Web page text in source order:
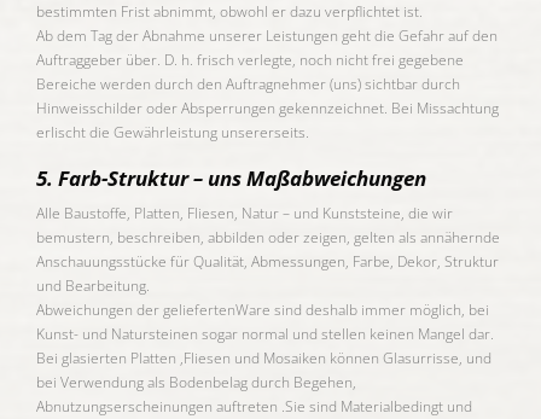
bestimmten Frist abnimmt, obwohl er dazu verpflichtet ist.
Ab dem Tag der Abnahme unserer Leistungen geht die Gefahr auf den
Auftraggeber über. D. h. frisch verlegte, noch nicht frei gegebene
Bereiche werden durch den Auftragnehmer (uns) sichtbar durch
Hinweisschilder oder Absperrungen gekennzeichnet. Bei Missachtung
erlischt die Gewährleistung unsererseits.
5. Farb-Struktur – uns Maßabweichungen
Alle Baustoffe, Platten, Fliesen, Natur – und Kunststeine, die wir
bemustern, beschreiben, abbilden oder zeigen, gelten als annähernde
Anschauungsstücke für Qualität, Abmessungen, Farbe, Dekor, Struktur
und Bearbeitung.
Abweichungen der geliefertenWare sind deshalb immer möglich, bei
Kunst- und Natursteinen sogar normal und stellen keinen Mangel dar.
Bei glasierten Platten ,Fliesen und Mosaiken können Glasurrisse, und
bei Verwendung als Bodenbelag durch Begehen,
Abnutzungserscheinungen auftreten .Sie sind Materialbedingt und